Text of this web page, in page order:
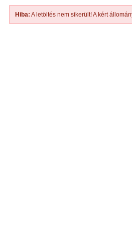
Hiba: A letöltés nem sikerült! A kért